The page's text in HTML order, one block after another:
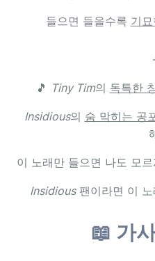
들으면 들을수록 기
🎵 Tiny Tim의 독특한
Insidious의 숨 막히는 공
이 노래만 들으면 나도 모르
Insidious팬이라면 이 노
📖 가